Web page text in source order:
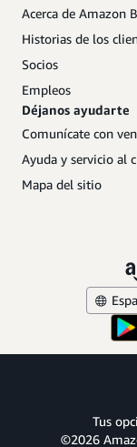
Acerca de Amazon
Historias de los
Socios
Empleos
Déjanos ayudarte
Comunícate con
Ayuda y servicio al
Mapa del sitio
Tus
©2026